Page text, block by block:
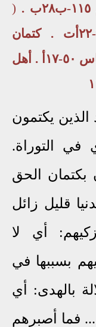
(
طبيعة الكافرين ٦٢-٢٢أت . كتمان
الناس ٥٠-١٧أ . أهل
الذين يكتمون
التوراة.
الحق
قليل زائل
أي لا
بسببها في
بالهدى: أي
فما أصبرهم